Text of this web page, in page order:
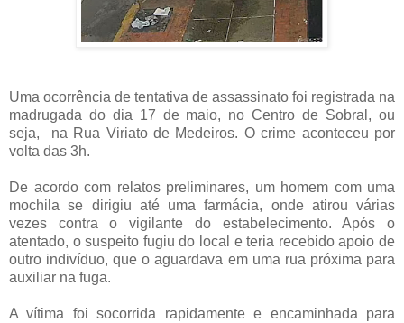
Uma ocorrência de tentativa de assassinato foi registrada na
madrugada do dia 17 de maio, no Centro de Sobral, ou
seja, na Rua Viriato de Medeiros. O crime aconteceu por
volta das 3h.
De acordo com relatos preliminares, um homem com uma
mochila se dirigiu até uma farmácia, onde atirou várias
vezes contra o vigilante do estabelecimento. Após o
atentado, o suspeito fugiu do local e teria recebido apoio de
outro indivíduo, que o aguardava em uma rua próxima para
auxiliar na fuga.
A vítima foi socorrida rapidamente e encaminhada para